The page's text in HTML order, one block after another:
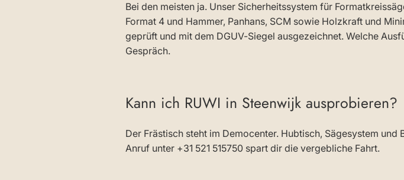
Bei den meisten ja. Unser Sicherheitssystem für
Format 4 und Hammer, Panhans, SCM sowie Holzkraft und
geprüft und mit dem DGUV-Siegel ausgezeichnet. Welche
Gespräch.
Kann ich RUWI in Steenwijk ausprobieren?
Der Frästisch steht im Democenter. Hubtisch, Sägesystem
Anruf unter +31 521 515750 spart dir die vergebliche Fahrt.